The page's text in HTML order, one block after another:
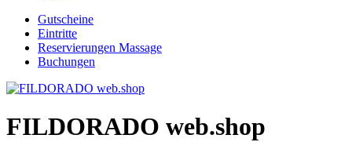
Gutscheine
Eintritte
Reservierungen Massage
Buchungen
FILDORADO web.shop